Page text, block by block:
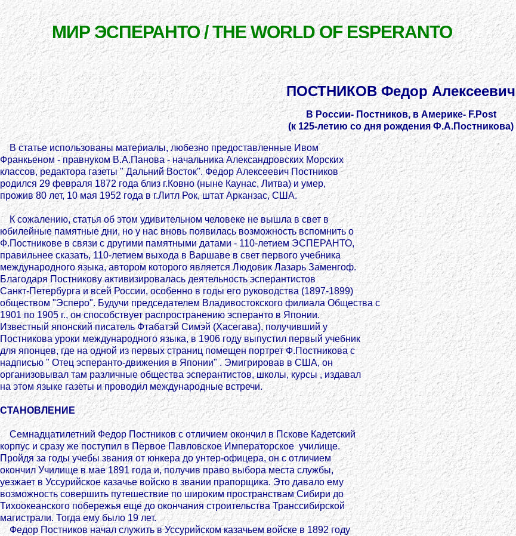
МИР ЭСПЕРАНТО / THE WORLD OF ESPERANTO
ПОСТНИКОВ Федор Алексеевич
В Poccии- Постников, в Америке- F.Post
(к 125-летию со дня рождения Ф.А.Постникова)
В статье использованы материалы, любезно предоставленные Ивом
Франкьеном - правнуком В.А.Панова - начальника Александровских Морских
классов, редактора газеты " Дальний Восток". Федор Алексеевич Постников
родился 29 февраля 1872 года близ г.Ковно (ныне Каунас, Литва) и умер,
прожив 80 лет, 10 мая 1952 года в г.Литл Рок, штат Арканзас, США.
К сожалению, статья об этом удивительном человеке не вышла в свет в
юбилейные памятные дни, но у нас вновь появилась возможность вспомнить о
Ф.Постникове в связи с другими памятными датами - 110-летием ЭСПЕРАНТО,
правильнее сказать, 110-летием выхода в Варшаве в свет первого учебника
международного языка, автором которого является Людовик Лазарь Заменгоф.
Благодаря Постникову активизировалась деятельность эсперантистов
Санкт-Петербурга и всей России, особенно в годы его руководства (1897-1899)
обществом "Эсперо". Будучи председателем Владивостокского филиала Общества с
1901 по 1905 г., он способствует распространению эсперанто в Японии.
Известный японский писатель Фтабатэй Симэй (Хасегава), получивший у
Постникова уроки международного языка, в 1906 году выпустил первый учебник
для японцев, где на одной из первых страниц помещен портрет Ф.Постникова с
надписью " Отец эсперанто-движения в Японии" . Эмигрировав в США, он
организовывал там различные общества эсперантистов, школы, курсы , издавал
на этом языке газеты и проводил международные встречи.
СТАНОВЛЕНИЕ
Семнадцатилетний Федор Постников с отличием окончил в Пскове Кадетский
корпус и сразу же поступил в Первое Павловское Императорское училище.
Пройдя за годы учебы звания от юнкера до унтер-офицера, он с отличием
окончил Училище в мае 1891 года и, получив право выбора места службы,
уезжает в Уссурийское казачье войско в звании прапорщика. Это давало ему
возможность совершить путешествие по широким пространствам Сибири до
Тихоокеанского побережья еще до окончания строительства Транссибирской
магистрали. Тогда ему было 19 лет.
Федор Постников начал служить в Уссурийском казачьем войске в 1892 году